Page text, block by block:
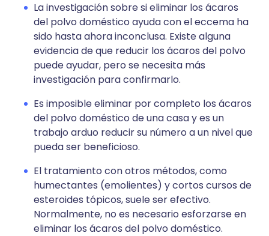
La investigación sobre si eliminar los ácaros
del polvo doméstico ayuda con el eccema ha
sido hasta ahora inconclusa. Existe alguna
evidencia de que reducir los ácaros del polvo
puede ayudar, pero se necesita más
investigación para confirmarlo.
Es imposible eliminar por completo los ácaros
del polvo doméstico de una casa y es un
trabajo arduo reducir su número a un nivel que
pueda ser beneficioso.
El tratamiento con otros métodos, como
humectantes (emolientes) y cortos cursos de
esteroides tópicos, suele ser efectivo.
Normalmente, no es necesario esforzarse en
eliminar los ácaros del polvo doméstico.